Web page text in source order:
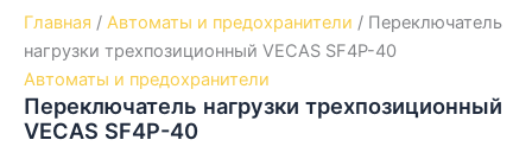
Главная / Автоматы и предохранители / Переключатель
нагрузки трехпозиционный VECAS SF4P-40
Автоматы и предохранители
Переключатель нагрузки трехпозиционный
VECAS SF4P-40